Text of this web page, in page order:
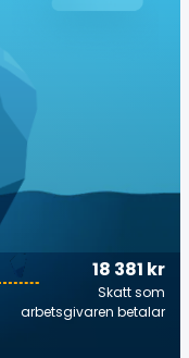
18 381 kr
Skatt som
arbetsgivaren betalar